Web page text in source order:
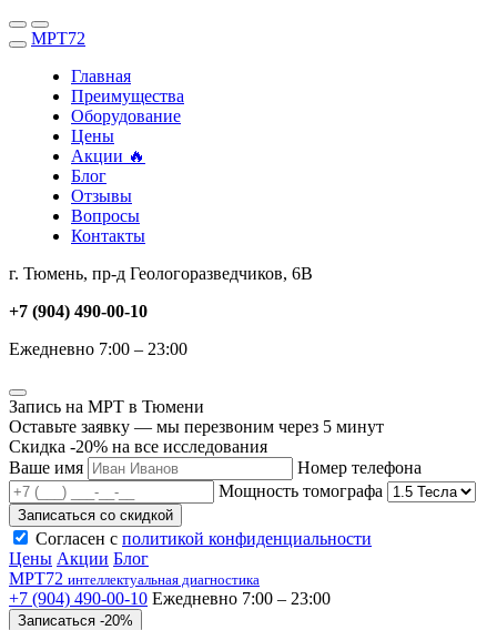
МРТ72
Главная
Преимущества
Оборудование
Цены
Акции 🔥
Блог
Отзывы
Вопросы
Контакты
г. Тюмень, пр-д Геологоразведчиков, 6В
+7 (904) 490-00-10
Ежедневно 7:00 – 23:00
Запись на МРТ в Тюмени
Оставьте заявку — мы перезвоним через 5 минут
Скидка -20% на все исследования
Ваше имя
Номер телефона
Мощность томографа
Записаться со скидкой
Согласен с политикой конфиденциальности
Цены Акции Блог
МРТ72 интеллектуальная диагностика
+7 (904) 490-00-10 Ежедневно 7:00 – 23:00
Записаться -20%